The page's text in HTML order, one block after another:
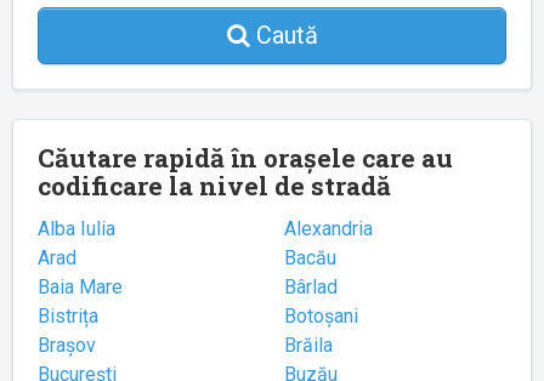
Caută
Căutare rapidă în orașele care au
codificare la nivel de stradă
Alba Iulia
Alexandria
Arad
Bacău
Baia Mare
Bârlad
Bistrița
Botoșani
Brașov
Brăila
București
Buzău